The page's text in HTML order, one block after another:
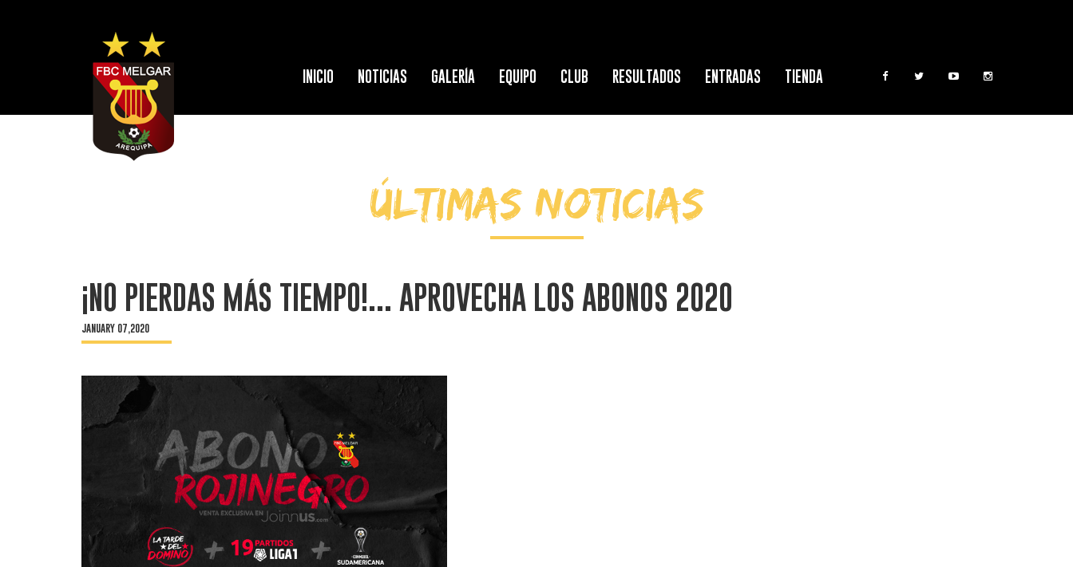
INICIO NOTICIAS GALERÍA EQUIPO CLUB RESULTADOS ENTRADAS TIENDA
ÚLTIMAS NOTICIAS
¡NO PIERDAS MÁS TIEMPO!... APROVECHA LOS ABONOS 2020
JANUARY 07,2020